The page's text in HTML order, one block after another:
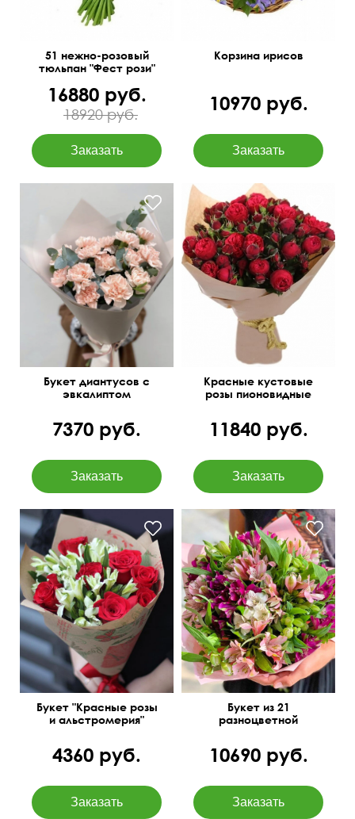
51 нежно-розовый
тюльпан "Фест рози"
16880 руб.
18920 руб.
Корзина ирисов
10970 руб.
50 см 40 см
Букет диантусов с
эвкалиптом
7370 руб.
Упаковка: крафт, лента
50 см
35 см
Красные кустовые
розы пионовидные
11840 руб.
в крафтовой бумаге
Букет "Красные розы
и альстромерия"
4360 руб.
Милая упаковка
Букет из 21
разноцветной
10690 руб.